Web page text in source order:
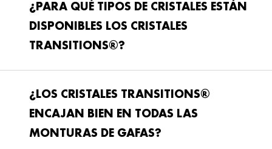
¿PARA QUÉ TIPOS DE CRISTALES ESTÁN
DISPONIBLES LOS CRISTALES
TRANSITIONS®?
¿LOS CRISTALES TRANSITIONS®
ENCAJAN BIEN EN TODAS LAS
MONTURAS DE GAFAS?